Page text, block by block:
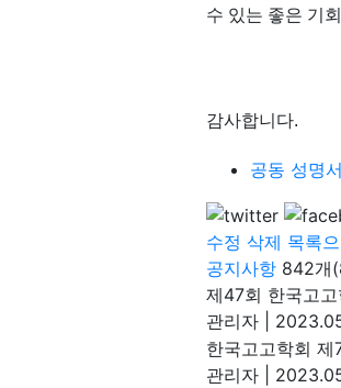
수 있는 좋은 기
감사합니다.
공동 성명
수정 삭제 목록
공지사항 842개
제47회 한국고
관리자
한국고고학회
관리자